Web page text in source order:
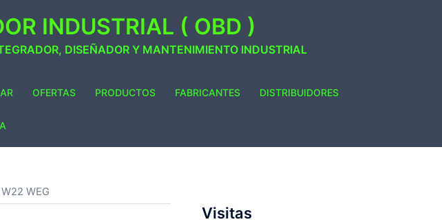
INDUSTRIAL ( OBD )
DISEÑADOR Y MANTENIMIENTO INDUSTRIAL
OFERTAS PRODUCTOS FABRICANTES DISTRIBUIDORES
WEG
Visitas